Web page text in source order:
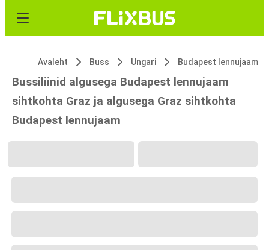
Avaleht Buss Ungari Budapest lennujaam
Bussiliinid algusega Budapest lennujaam
sihtkohta Graz ja algusega Graz sihtkohta
Budapest lennujaam